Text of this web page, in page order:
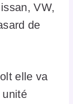
VW,
de
elle va
unité